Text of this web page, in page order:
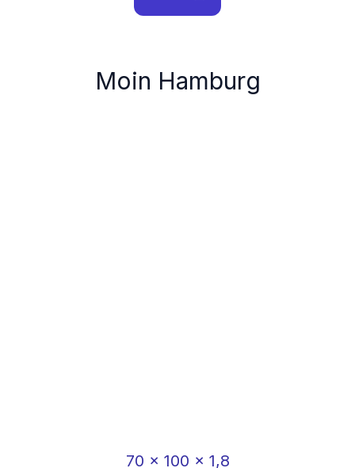
Moin Hamburg
70 x 100 x 1,8